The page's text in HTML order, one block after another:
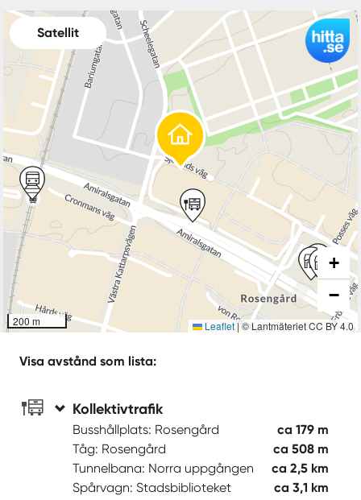
Satellit
200 m
+
−
Leaflet |© Lantmäteriet CC BY 4.0
Visa avstånd som lista:
Kollektivtrafik
Busshållplats: Rosengård
ca 179 m
Tåg: Rosengård
ca 508 m
Tunnelbana: Norra uppgången
ca 2,5 km
Spårvagn: Stadsbiblioteket
ca 3,1 km